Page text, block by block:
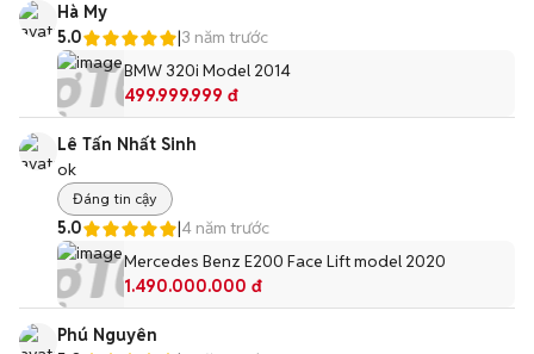
Hà My
5.0
|3 năm trước
BMW 320i Model 2014
499.999.999 đ
Lê Tấn Nhất Sinh
ok
Đáng tin cậy
5.0 |4 năm trước
Mercedes Benz E200 Face Lift model 2020
1.490.000.000 đ
Phú Nguyên